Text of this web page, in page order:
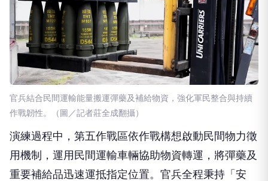
官兵結合民間運輸能量搬運彈藥及補給物資，強化軍民整合與持續
作戰韌性。（圖／記者莊全成翻攝）
演練過程中，第五作戰區依作戰構想啟動民間物力徵
用機制，運用民間運輸車輛協助物資轉運，將彈藥及
重要補給品迅速運抵指定位置。官兵全程秉持「安